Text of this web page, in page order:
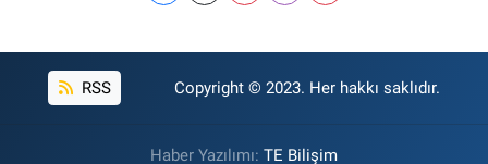
RSS Copyright © 2023. Her hakkı saklıdır.
Haber Yazılımı: TE Bilişim